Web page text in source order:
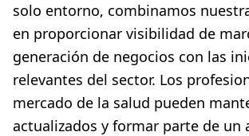
solo entorno, combinamos
en proporcionar visibilidad de
generación de negocios con las
relevantes del sector. Los
mercado de la salud pueden
actualizados y formar parte de un